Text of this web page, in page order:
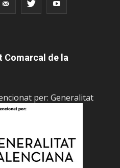
Comarcal de la
per: Generalitat